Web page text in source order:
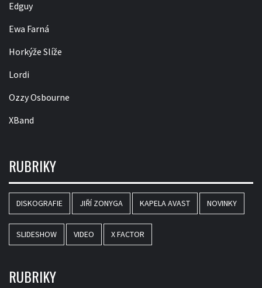
Edguy
Ewa Farná
Horkýže Slíže
Lordi
Ozzy Osbourne
XBand
RUBRIKY
DISKOGRAFIE JIŘÍ ZONYGA KAPELA AVAST NOVINKY
SLIDESHOW VIDEO X FACTOR
RUBRIKY